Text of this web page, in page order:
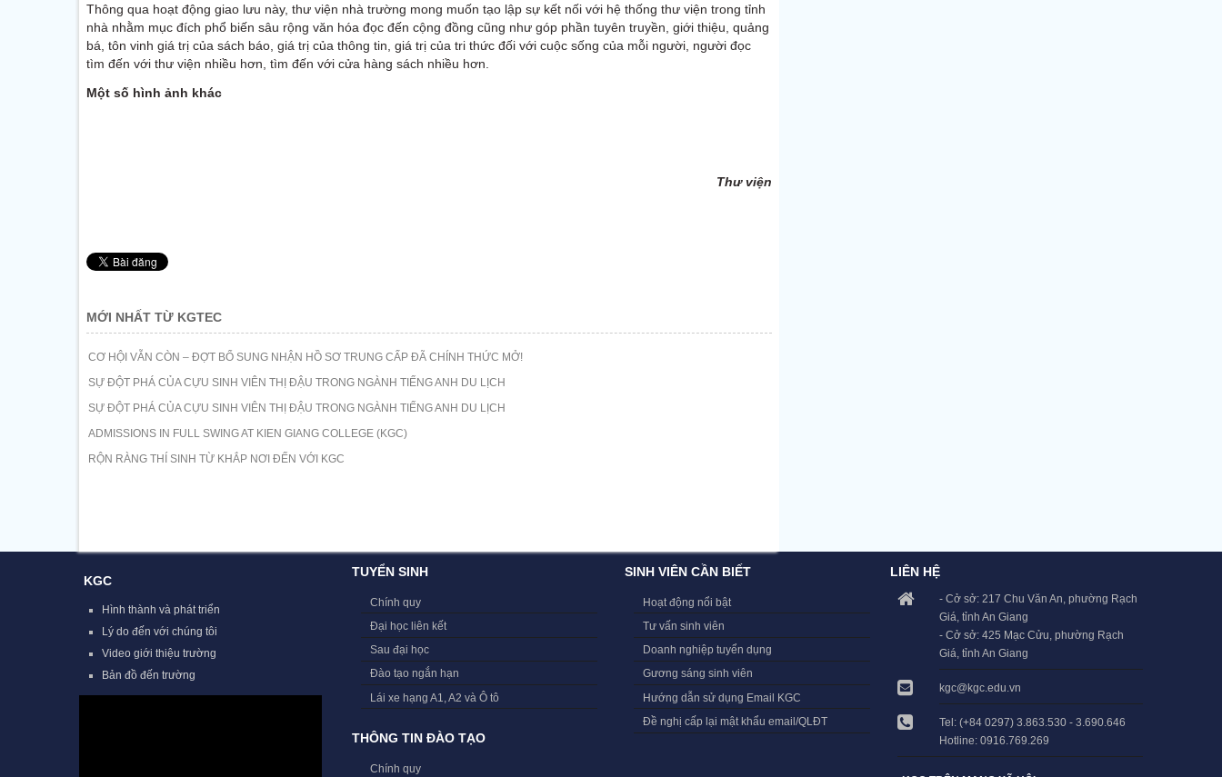
Thông qua hoạt động giao lưu này, thư viện nhà trường mong muốn tạo lập sự kết nối với hệ thống thư viện trong tỉnh
nhà nhằm mục đích phổ biến sâu rộng văn hóa đọc đến cộng đồng cũng như góp phần tuyên truyền, giới thiệu, quảng
bá, tôn vinh giá trị của sách báo, giá trị của thông tin, giá trị của tri thức đối với cuộc sống của mỗi người, người đọc
tìm đến với thư viện nhiều hơn, tìm đến với cửa hàng sách nhiều hơn.
Một số hình ảnh khác
Thư viện
MỚI NHẤT TỪ KGTEC
CƠ HỘI VẪN CÒN – ĐỢT BỔ SUNG NHẬN HỒ SƠ TRUNG CẤP ĐÃ CHÍNH THỨC MỞ!
SỰ ĐỘT PHÁ CỦA CỰU SINH VIÊN THỊ ĐẬU TRONG NGÀNH TIẾNG ANH DU LỊCH
SỰ ĐỘT PHÁ CỦA CỰU SINH VIÊN THỊ ĐẬU TRONG NGÀNH TIẾNG ANH DU LỊCH
ADMISSIONS IN FULL SWING AT KIEN GIANG COLLEGE (KGC)
RỘN RÀNG THÍ SINH TỪ KHẮP NƠI ĐẾN VỚI KGC
KGC
Hình thành và phát triển
Lý do đến với chúng tôi
Video giới thiệu trường
Bản đồ đến trường
TUYỂN SINH
Chính quy
Đại học liên kết
Sau đại học
Đào tạo ngắn hạn
Lái xe hạng A1, A2 và Ô tô
THÔNG TIN ĐÀO TẠO
Chính quy
SINH VIÊN CẦN BIẾT
Hoạt động nổi bật
Tư vấn sinh viên
Doanh nghiệp tuyển dụng
Gương sáng sinh viên
Hướng dẫn sử dụng Email KGC
Đề nghị cấp lại mật khẩu email/QLĐT
LIÊN HỆ
- Cở sở: 217 Chu Văn An, phường Rạch
Giá, tỉnh An Giang
- Cở sở: 425 Mạc Cửu, phường Rạch
Giá, tỉnh An Giang
kgc@kgc.edu.vn
Tel: (+84 0297) 3.863.530 - 3.690.646
Hotline: 0916.769.269